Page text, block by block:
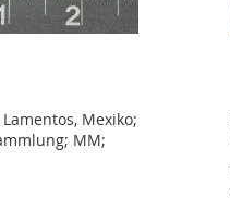
Mexiko;
MM;